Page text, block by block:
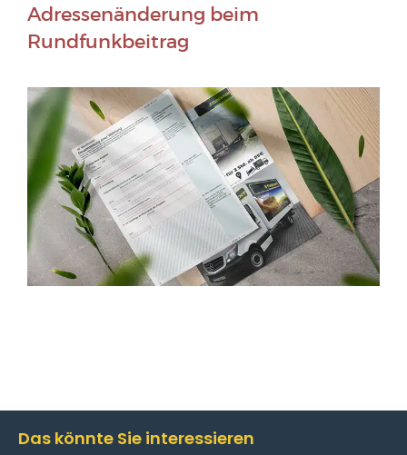
Adressenänderung beim
Rundfunkbeitrag
Das könnte Sie interessieren